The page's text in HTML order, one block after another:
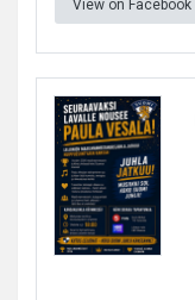
View on Facebook